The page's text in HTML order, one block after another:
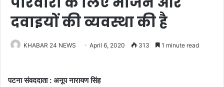
दवाइयों की व्यवस्था की है
KHABAR 24 NEWS April 6, 2020 313 1 minute read
पटना संवददाता : अनूप नारायण सिंह